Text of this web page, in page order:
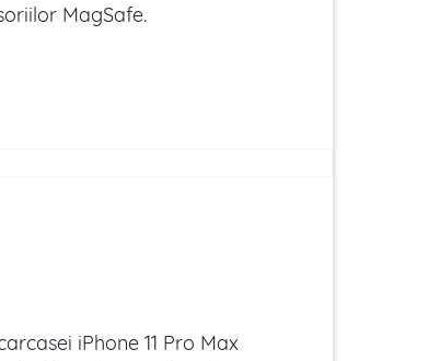
MagSafe.
iPhone 11 Pro Max